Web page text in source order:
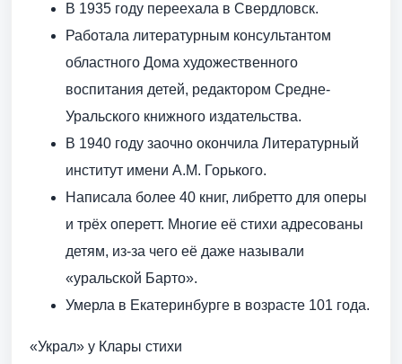
В 1935 году переехала в Свердловск.
Работала литературным консультантом
областного Дома художественного
воспитания детей, редактором Средне-
Уральского книжного издательства.
В 1940 году заочно окончила Литературный
институт имени А.М. Горького.
Написала более 40 книг, либретто для оперы
и трёх оперетт. Многие её стихи адресованы
детям, из-за чего её даже называли
«уральской Барто».
Умерла в Екатеринбурге в возрасте 101 года.
«Украл» у Клары стихи